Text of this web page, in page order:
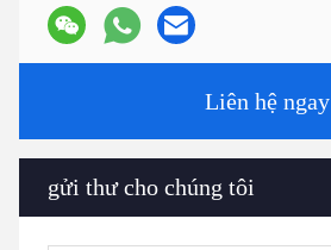
Liên hệ ngay
gửi thư cho chúng tôi